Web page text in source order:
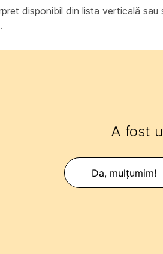
disponibil din lista verticală
.
A fost
Da, mulțumim!